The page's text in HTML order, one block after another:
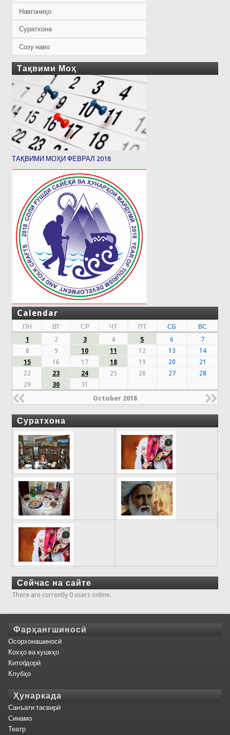
Навгониҳо
Суратхона
Созу наво
Тақвими Моҳ
ТАҚВИМИ МОҲИ ФЕВРАЛ 2018
Calendar
ПН ВТ СР ЧТ ПТ СБ
ВС
1
2 3 4 5 6
7
8
9 10 11 12 13
14
15
16 17 18 19 20
21
22
23 24 25 26 27
28
29
30 31
October 2018
Суратхона
Сейчас на сайте
There are currently 0 users online.
Фарҳангшиносӣ
Осорхонашиносӣ
Кохҳо ва кушкҳо
Китобдорӣ
Клубҳо
Ҳунаркада
Санъати тасвирӣ
Синамо
Театр